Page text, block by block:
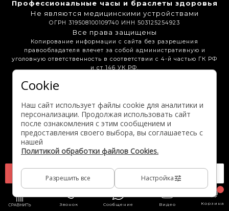
Профессиональные часы и браслеты здоровья
Не являются медицинскими устройствами
ОГРН 319508100109740 ИНН 503125254923
Все права защищены
Копирование информации с сайта без разрешения
правообладателя влечет за собой административную и
уголовную ответственность в соответствии с 4-й частью ГК РФ
и ст 146 УК РФ.
Партнёрам
Выгодные предложения
Активация гарантии
В корзину
900 ₽
Звонок Сообщение Видео Корзина
Cookie
Наш сайт использует файлы cookie для аналитики и
персонализации. Продолжая использовать сайт
после ознакомления с этим сообщением и
предоставления своего выбора, вы соглашаетесь с
нашей
Политикой обработки файлов Cookies.
Разрешить все Настройка